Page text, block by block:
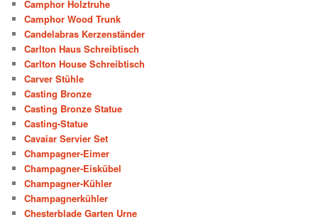
Camphor Holztruhe
Camphor Wood Trunk
Candelabras Kerzenständer
Carlton Haus Schreibtisch
Carlton House Schreibtisch
Carver Stühle
Casting Bronze
Casting Bronze Statue
Casting-Statue
Cavaiar Servier Set
Champagner-Eimer
Champagner-Eiskübel
Champagner-Kühler
Champagnerkühler
Chesterblade Garten Urne